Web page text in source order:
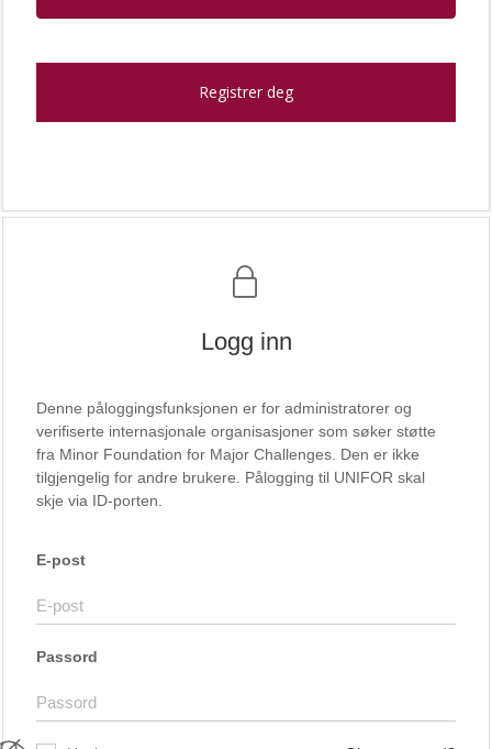
Registrer deg
Logg inn
Denne påloggingsfunksjonen er for administratorer og
verifiserte internasjonale organisasjoner som søker støtte
fra Minor Foundation for Major Challenges. Den er ikke
tilgjengelig for andre brukere. Pålogging til UNIFOR skal
skje via ID-porten.
E-post
Passord